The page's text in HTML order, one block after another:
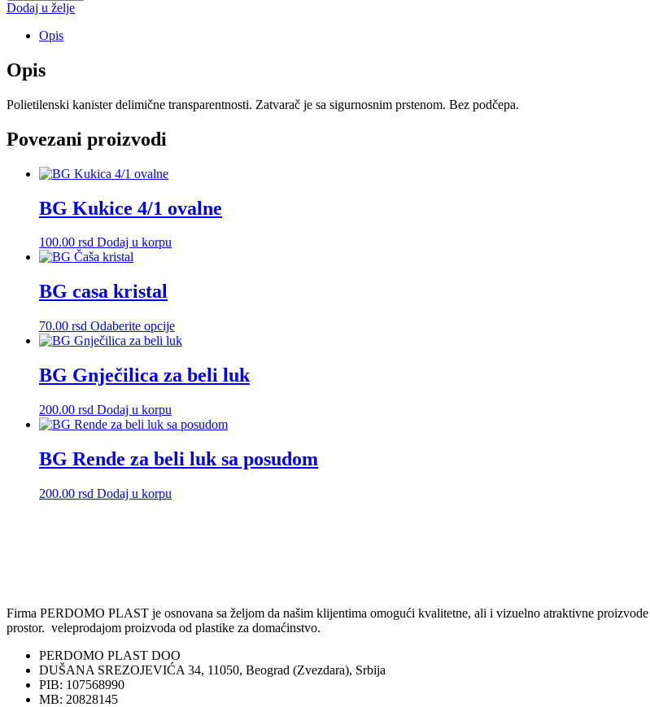
Dodaj u želje
Opis
Opis
Polietilenski kanister delimične transparentnosti. Zatvarač je sa sigurnosnim prstenom. Bez podčepa.
Povezani proizvodi
BG Kukice 4/1 ovalne
100.00 rsd Dodaj u korpu
BG casa kristal
70.00 rsd Odaberite opcijeOvaj
proizvod
više
varijanti.
biti
na
stranici
BG Gnječilica za beli luk
200.00 rsd Dodaj u korpu
BG Rende za beli luk sa posudom
200.00 rsd Dodaj u korpu
Firma PERDOMO PLAST je osnovana sa željom da našim klijentima omogući kvalitetne, ali i vizuelno atraktivne
prostor. veleprodajom proizvoda od plastike za domaćinstvo.
PERDOMO PLAST DOO
DUŠANA SREZOJEVIĆA 34, 11050, Beograd (Zvezdara), Srbija
PIB: 107568990
MB: 20828145